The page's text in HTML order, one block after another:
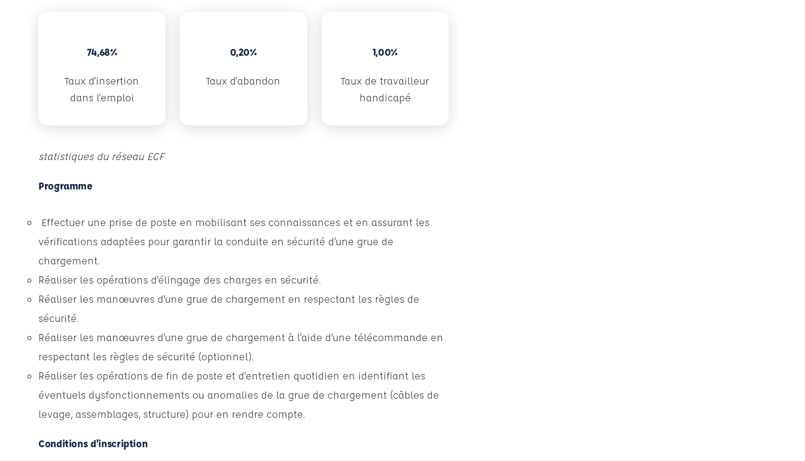
74,68%
Taux d'insertion
dans l'emploi
0,20%
Taux d'abandon
1,00%
Taux de travailleur
handicapé
statistiques du réseau ECF
Programme
Effectuer une prise de poste en mobilisant ses connaissances et en assurant les
vérifications adaptées pour garantir la conduite en sécurité d’une grue de
chargement.
Réaliser les opérations d’élingage des charges en sécurité.
Réaliser les manœuvres d’une grue de chargement en respectant les règles de
sécurité.
Réaliser les manœuvres d’une grue de chargement à l’aide d’une télécommande en
respectant les règles de sécurité (optionnel).
Réaliser les opérations de fin de poste et d’entretien quotidien en identifiant les
éventuels dysfonctionnements ou anomalies de la grue de chargement (câbles de
levage, assemblages, structure) pour en rendre compte.
Conditions d'inscription